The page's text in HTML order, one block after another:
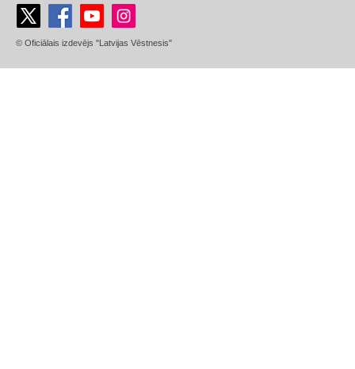
© Oficiālais izdevējs "Latvijas Vēstnesis"